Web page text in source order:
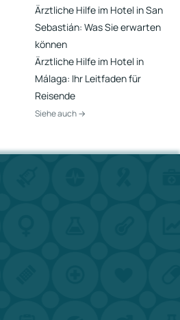
Ärztliche Hilfe im Hotel in San
Sebastián: Was Sie erwarten
können
Ärztliche Hilfe im Hotel in
Málaga: Ihr Leitfaden für
Reisende
Siehe auch →